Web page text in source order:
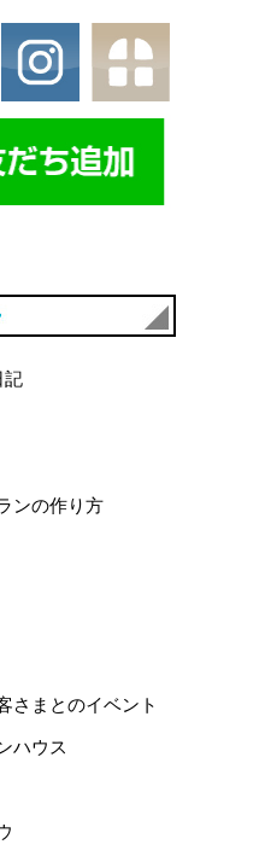
記
ンの作り方
さまとのイベント
ハウス